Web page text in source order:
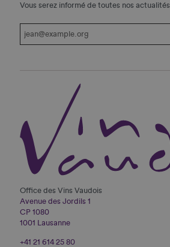
Vous serez informé de toutes nos actualités
Office des Vins Vaudois
Avenue des Jordils 1
CP 1080
1001 Lausanne
+41 21 614 25 80